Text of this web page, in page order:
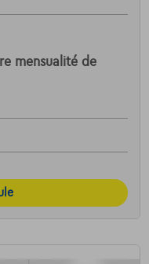
mensualité de